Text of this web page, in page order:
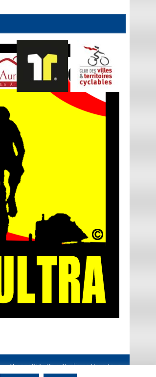
Creanet64- Pour Cyclisme Pour Tous